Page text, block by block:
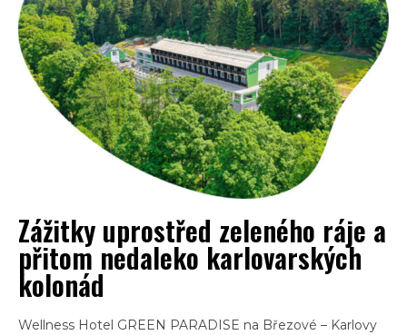
Zážitky uprostřed zeleného ráje a
přitom nedaleko karlovarských
kolonád
Wellness Hotel GREEN PARADISE na Březové – Karlovy